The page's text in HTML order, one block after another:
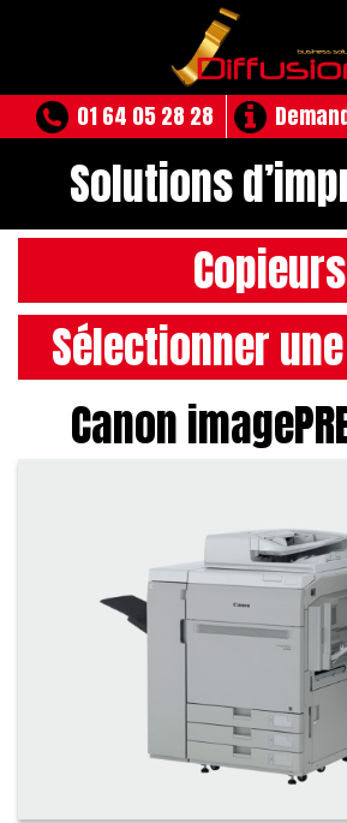
01 64 05 28 28
Solutions
Copieurs
Sélectionner
Canon